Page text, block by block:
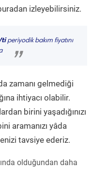
izleyebilirsiniz.
periyodik bakım fiyatını
”
zamanı gelmediği
ihtiyacı olabilir.
birini yaşadığınızı
aramanızı yâda
tavsiye ederiz.
olduğundan daha